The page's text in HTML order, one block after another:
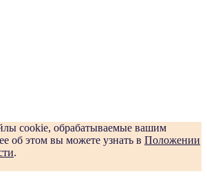
cookie, обрабатываемые вашим
об этом вы можете узнать в Положении
.